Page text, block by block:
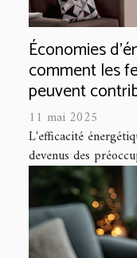
Économies
comment les
peuvent
11 mai 2025
L'efficacité
devenus des